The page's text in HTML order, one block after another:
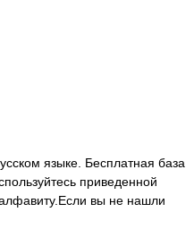
языке. Бесплатная база
приведенной
вы не нашли